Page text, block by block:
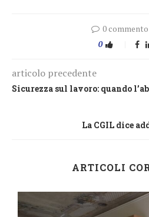
0 commento
0
articolo precedente
Sicurezza sul lavoro: quando
La CGIL dice
ARTICOLI